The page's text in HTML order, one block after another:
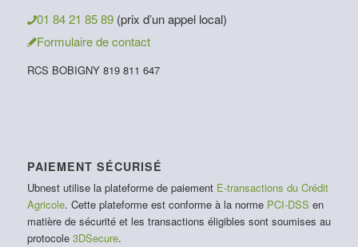
01 84 21 85 89 (prix d’un appel local)
Formulaire de contact
RCS BOBIGNY 819 811 647
PAIEMENT SÉCURISÉ
Ubnest utilise la plateforme de paiement E-transactions du Crédit
Agricole. Cette plateforme est conforme à la norme PCI-DSS en
matière de sécurité et les transactions éligibles sont soumises au
protocole 3DSecure.